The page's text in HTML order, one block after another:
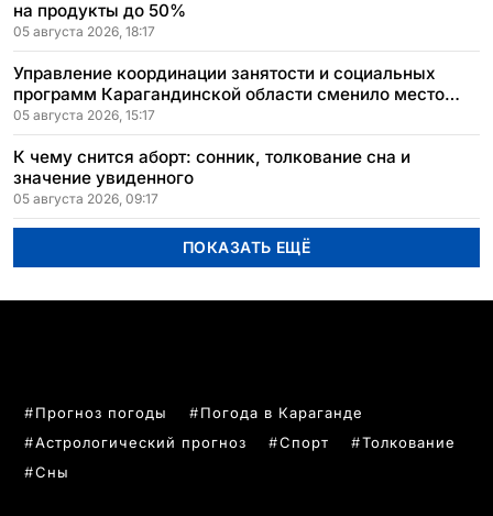
на продукты до 50%
05 августа 2026, 18:17
Управление координации занятости и социальных
программ Карагандинской области сменило место
расположения
05 августа 2026, 15:17
К чему снится аборт: сонник, толкование сна и
значение увиденного
05 августа 2026, 09:17
ПОКАЗАТЬ ЕЩЁ
Прогноз погоды
Погода в Караганде
Астрологический прогноз
Спорт
Толкование
Сны